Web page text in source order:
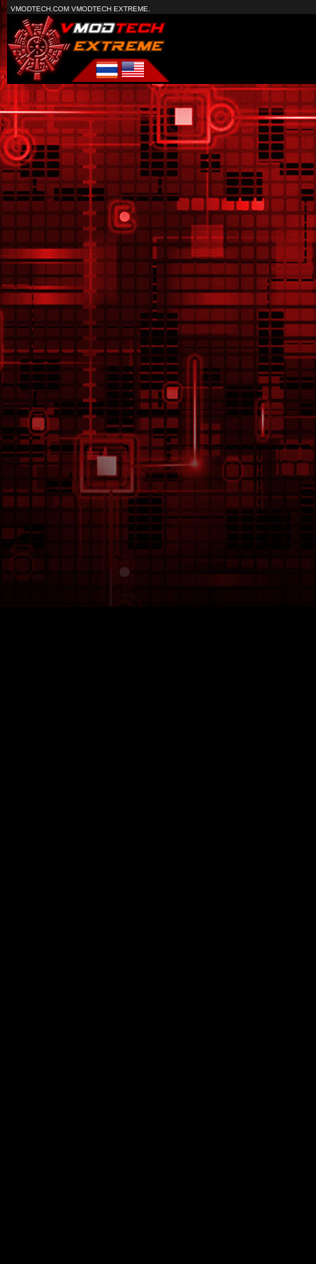
VMODTECH.COM VMODTECH EXTREME.